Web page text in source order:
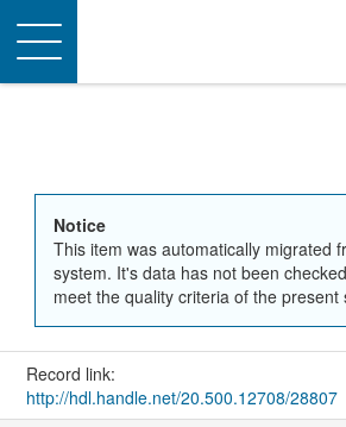
Toggle
navigation
Notice
This item was automatically migrated
system. It's data has not been
meet the quality criteria of the present
Record link:
http://hdl.handle.net/20.500.12708/28807